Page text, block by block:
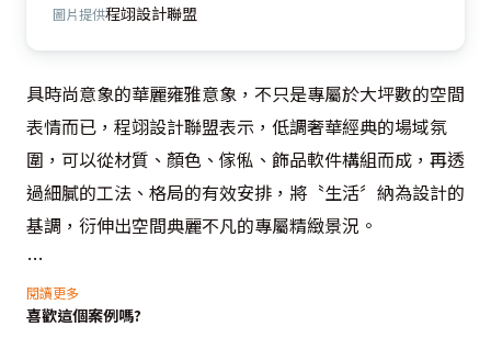
圖片提供程翊設計聯盟
具時尚意象的華麗雍雅意象，不只是專屬於大坪數的空間
表情而已，程翊設計聯盟表示，低調奢華經典的場域氛
圍，可以從材質、顏色、傢俬、飾品軟件構組而成，再透
過細膩的工法、格局的有效安排，將〝生活〞納為設計的
基調，衍伸出空間典麗不凡的專屬精緻景況。
  玄關區域藉由黑色雷射切割花紋作為玄關與客廳之間的
隔屏，保持隱約的通透視覺效果，設計上利用白色來放大
閱讀更多
喜歡這個案例嗎?